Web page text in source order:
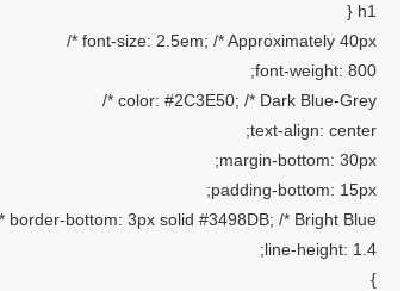
h1 {
font-size: 2.5em; /* Approximately 40px */
font-weight: 800;
color: #2C3E50; /* Dark Blue-Grey */
text-align: center;
margin-bottom: 30px;
padding-bottom: 15px;
border-bottom: 3px solid #3498DB; /* Bright Blue */
line-height: 1.4;
}